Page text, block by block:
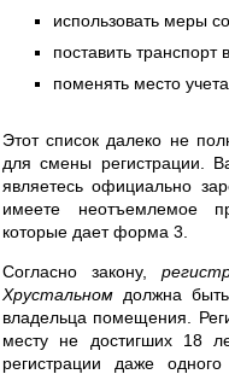
использовать меры
поставить
поменять место
Этот список далеко не
для смены регистрации.
являетесь официально
имеете неотъемлемое
которые дает форма 3.
Согласно закону,
Хрустальном должна
владельца помещения.
месту не достигших 18
регистрации даже